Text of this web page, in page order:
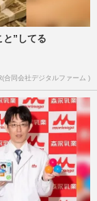
通い〉経験の
…
2026/7/21
竹島水族館』窮
ーサーが明かす
2026/7/11
と”してる
合同会社デジタルファーム )